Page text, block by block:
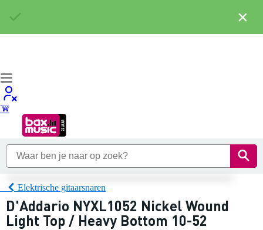
Elektrische gitaarsnaren
D'Addario NYXL1052 Nickel Wound
Light Top / Heavy Bottom 10-52
×